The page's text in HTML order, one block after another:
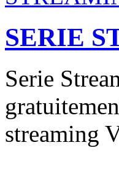
SERIE
Serie
streaming